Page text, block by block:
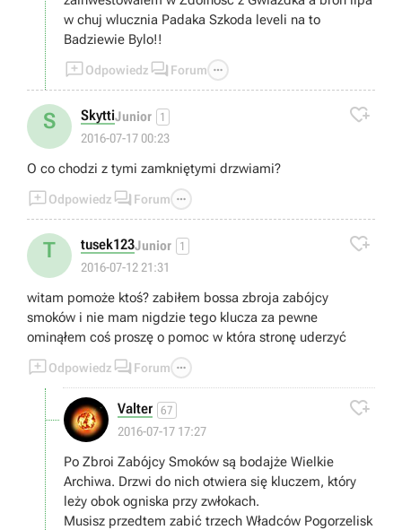
w chuj wlucznia Padaka Szkoda leveli na to
Badziewie Bylo!!
Odpowiedz  Forum 
S SkyttiJunior 1
2016-07-17 00:23

O co chodzi z tymi zamkniętymi drzwiami?
Odpowiedz  Forum 
T tusek123Junior 1
2016-07-12 21:31

witam pomoże ktoś? zabiłem bossa zbroja zabójcy
smoków i nie mam nigdzie tego klucza za pewne
ominąłem coś proszę o pomoc w która stronę uderzyć
Odpowiedz  Forum 
Valter 67
2016-07-17 17:27

Po Zbroi Zabójcy Smoków są bodajże Wielkie
Archiwa. Drzwi do nich otwiera się kluczem, który
leży obok ogniska przy zwłokach.
Musisz przedtem zabić trzech Władców Pogorzelisk